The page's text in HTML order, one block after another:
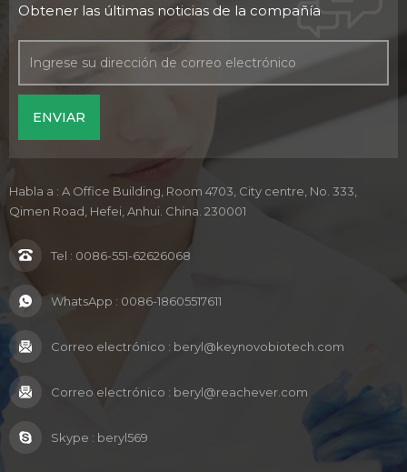
Obtener las últimas noticias de la compañía
Habla a : A Office Building, Room 4703, City centre, No. 333,
Qimen Road, Hefei, Anhui. China. 230001
Tel : 0086-551-62626068
WhatsApp : 0086-18605517611
Correo electrónico : beryl@keynovobiotech.com
Correo electrónico : beryl@reachever.com
Skype : beryl569